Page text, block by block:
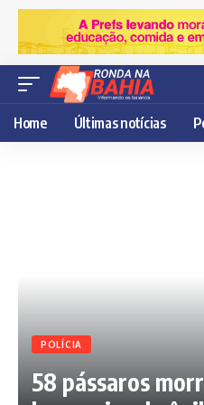
Home Últimas notícias
POLÍCIA
58 pássaros